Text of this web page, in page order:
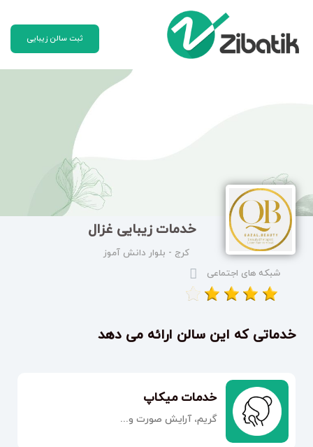
ثبت سالن زیبایی
خدمات زیبایی غزال
کرج - بلوار دانش آموز
شبکه های اجتماعی
خدماتی که این سالن ارائه می دهد
خدمات میکاپ
گریم، آرایش صورت و...